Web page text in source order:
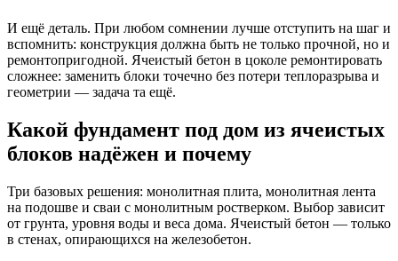
И ещё деталь. При любом сомнении лучше отступить на шаг и
вспомнить: конструкция должна быть не только прочной, но и
ремонтопригодной. Ячеистый бетон в цоколе ремонтировать
сложнее: заменить блоки точечно без потери теплоразрыва и
геометрии — задача та ещё.
Какой фундамент под дом из ячеистых
блоков надёжен и почему
Три базовых решения: монолитная плита, монолитная лента
на подошве и сваи с монолитным ростверком. Выбор зависит
от грунта, уровня воды и веса дома. Ячеистый бетон — только
в стенах, опирающихся на железобетон.